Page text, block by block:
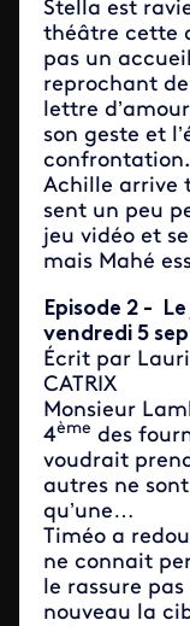
Stella est
théâtre cette
pas un
reprochant
lettre
son geste et
confrontation.
Achille arrive
sent un peu
jeu vidéo et
mais Mahé
Episode 2 -
vendredi 5
Écrit par
Monsieur
4ème des
voudrait
autres ne
qu’une…
Timéo a
ne connait
le rassure
nouveau la